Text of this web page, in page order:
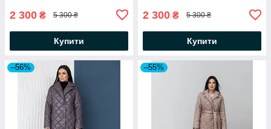
2 300 ₴ 5 300 ₴
Купити
2 300 ₴ 5 300 ₴
Купити
–56% –55%